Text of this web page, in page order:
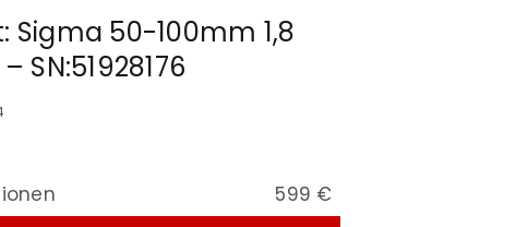
Sigma 50-100mm 1,8
SN:51928176
599 €